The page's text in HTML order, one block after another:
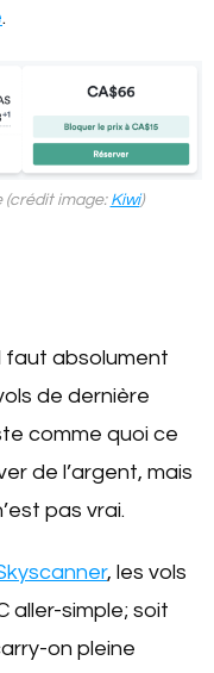
.
(crédit image: Kiwi)
faut absolument
de dernière
comme quoi ce
de l’argent, mais
pas vrai.
, les vols
aller-simple; soit
on pleine